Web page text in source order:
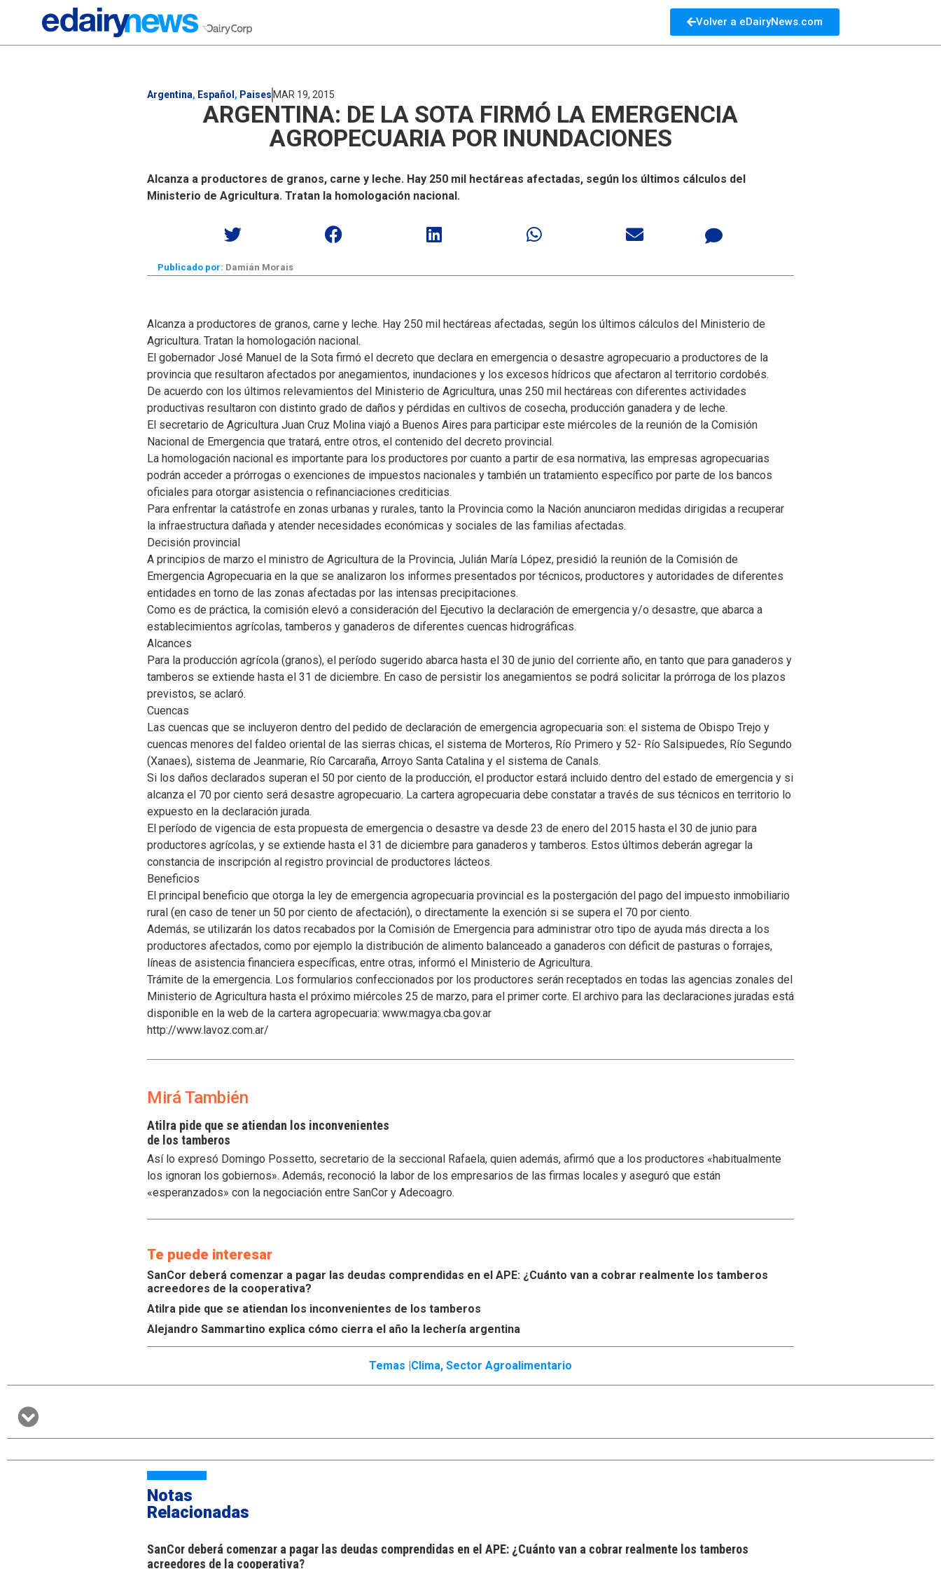
Volver a eDairyNews.com
Argentina, Español , Paises MAR 19, 2015
ARGENTINA: DE LA SOTA FIRMÓ LA EMERGENCIA
AGROPECUARIA POR INUNDACIONES
Alcanza a productores de granos, carne y leche. Hay 250 mil hectáreas afectadas, según los últimos cálculos del
Ministerio de Agricultura. Tratan la homologación nacional.
Publicado por: Damián Morais
Alcanza a productores de granos, carne y leche. Hay 250 mil hectáreas afectadas, según los últimos cálculos del Ministerio de
Agricultura. Tratan la homologación nacional.
El gobernador José Manuel de la Sota firmó el decreto que declara en emergencia o desastre agropecuario a productores de la
provincia que resultaron afectados por anegamientos, inundaciones y los excesos hídricos que afectaron al territorio cordobés.
De acuerdo con los últimos relevamientos del Ministerio de Agricultura, unas 250 mil hectáreas con diferentes actividades
productivas resultaron con distinto grado de daños y pérdidas en cultivos de cosecha, producción ganadera y de leche.
El secretario de Agricultura Juan Cruz Molina viajó a Buenos Aires para participar este miércoles de la reunión de la Comisión
Nacional de Emergencia que tratará, entre otros, el contenido del decreto provincial.
La homologación nacional es importante para los productores por cuanto a partir de esa normativa, las empresas agropecuarias
podrán acceder a prórrogas o exenciones de impuestos nacionales y también un tratamiento específico por parte de los bancos
oficiales para otorgar asistencia o refinanciaciones crediticias.
Para enfrentar la catástrofe en zonas urbanas y rurales, tanto la Provincia como la Nación anunciaron medidas dirigidas a recuperar
la infraestructura dañada y atender necesidades económicas y sociales de las familias afectadas.
Decisión provincial
A principios de marzo el ministro de Agricultura de la Provincia, Julián María López, presidió la reunión de la Comisión de
Emergencia Agropecuaria en la que se analizaron los informes presentados por técnicos, productores y autoridades de diferentes
entidades en torno de las zonas afectadas por las intensas precipitaciones.
Como es de práctica, la comisión elevó a consideración del Ejecutivo la declaración de emergencia y/o desastre, que abarca a
establecimientos agrícolas, tamberos y ganaderos de diferentes cuencas hidrográficas.
Alcances
Para la producción agrícola (granos), el período sugerido abarca hasta el 30 de junio del corriente año, en tanto que para ganaderos y
tamberos se extiende hasta el 31 de diciembre. En caso de persistir los anegamientos se podrá solicitar la prórroga de los plazos
previstos, se aclaró.
Cuencas
Las cuencas que se incluyeron dentro del pedido de declaración de emergencia agropecuaria son: el sistema de Obispo Trejo y
cuencas menores del faldeo oriental de las sierras chicas, el sistema de Morteros, Río Primero y 52- Río Salsipuedes, Río Segundo
(Xanaes), sistema de Jeanmarie, Río Carcaraña, Arroyo Santa Catalina y el sistema de Canals.
Si los daños declarados superan el 50 por ciento de la producción, el productor estará incluido dentro del estado de emergencia y si
alcanza el 70 por ciento será desastre agropecuario. La cartera agropecuaria debe constatar a través de sus técnicos en territorio lo
expuesto en la declaración jurada.
El período de vigencia de esta propuesta de emergencia o desastre va desde 23 de enero del 2015 hasta el 30 de junio para
productores agrícolas, y se extiende hasta el 31 de diciembre para ganaderos y tamberos. Estos últimos deberán agregar la
constancia de inscripción al registro provincial de productores lácteos.
Beneficios
El principal beneficio que otorga la ley de emergencia agropecuaria provincial es la postergación del pago del impuesto inmobiliario
rural (en caso de tener un 50 por ciento de afectación), o directamente la exención si se supera el 70 por ciento.
Además, se utilizarán los datos recabados por la Comisión de Emergencia para administrar otro tipo de ayuda más directa a los
productores afectados, como por ejemplo la distribución de alimento balanceado a ganaderos con déficit de pasturas o forrajes,
líneas de asistencia financiera específicas, entre otras, informó el Ministerio de Agricultura.
Trámite de la emergencia. Los formularios confeccionados por los productores serán receptados en todas las agencias zonales del
Ministerio de Agricultura hasta el próximo miércoles 25 de marzo, para el primer corte. El archivo para las declaraciones juradas está
disponible en la web de la cartera agropecuaria: www.magya.cba.gov.ar
http://www.lavoz.com.ar/
Mirá También
Atilra pide que se atiendan los inconvenientes
de los tamberos
Así lo expresó Domingo Possetto, secretario de la seccional Rafaela, quien además, afirmó que a los productores «habitualmente
los ignoran los gobiernos». Además, reconoció la labor de los empresarios de las firmas locales y aseguró que están
«esperanzados» con la negociación entre SanCor y Adecoagro.
Te puede interesar
SanCor deberá comenzar a pagar las deudas comprendidas en el APE: ¿Cuánto van a cobrar realmente los tamberos
acreedores de la cooperativa?
Atilra pide que se atiendan los inconvenientes de los tamberos
Alejandro Sammartino explica cómo cierra el año la lechería argentina
Temas | Clima, Sector Agroalimentario
Notas
Relacionadas
SanCor deberá comenzar a pagar las deudas comprendidas en el APE: ¿Cuánto van a cobrar realmente los tamberos
acreedores de la cooperativa?